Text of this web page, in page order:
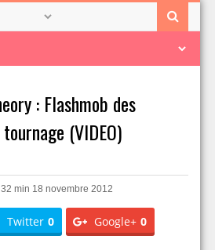
: Flashmob des
(VIDEO)
min 18 novembre 2012
Twitter 0 Google+ 0